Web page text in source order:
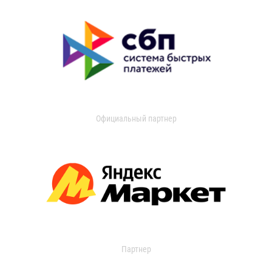
Официальный партнер
Партнер